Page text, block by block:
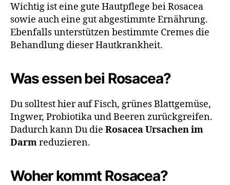
Wichtig ist eine gute Hautpflege bei Rosacea
sowie auch eine gut abgestimmte Ernährung.
Ebenfalls unterstützen bestimmte Cremes die
Behandlung dieser Hautkrankheit.
Was essen bei Rosacea?
Du solltest hier auf Fisch, grünes Blattgemüse,
Ingwer, Probiotika und Beeren zurückgreifen.
Dadurch kann Du die Rosacea Ursachen im
Darmreduzieren.
Woher kommt Rosacea?